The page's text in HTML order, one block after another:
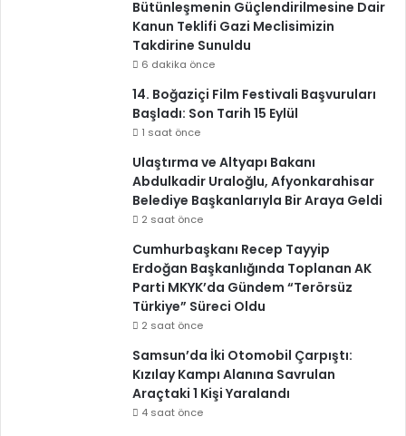
Bütünleşmenin Güçlendirilmesine Dair
Kanun Teklifi Gazi Meclisimizin
Takdirine Sunuldu
6 dakika önce
14. Boğaziçi Film Festivali Başvuruları
Başladı: Son Tarih 15 Eylül
1 saat önce
Ulaştırma ve Altyapı Bakanı
Abdulkadir Uraloğlu, Afyonkarahisar
Belediye Başkanlarıyla Bir Araya Geldi
2 saat önce
Cumhurbaşkanı Recep Tayyip
Erdoğan Başkanlığında Toplanan AK
Parti MKYK’da Gündem “Terörsüz
Türkiye” Süreci Oldu
2 saat önce
Samsun’da İki Otomobil Çarpıştı:
Kızılay Kampı Alanına Savrulan
Araçtaki 1 Kişi Yaralandı
4 saat önce